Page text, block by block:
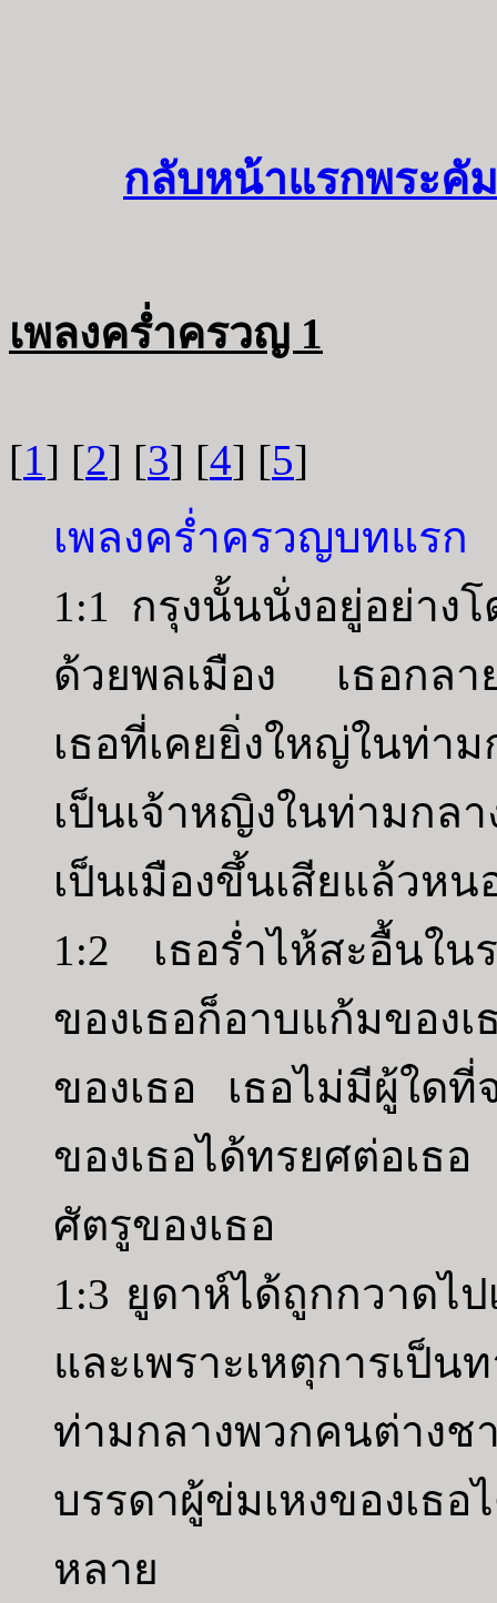
กลับหน้าแรกพระคั
เพลงคร่ำครวญ 1
[1] [2] [3] [4] [5]
เพลงคร่ำครวญบทแรก
1:1 กรุงนั้นนั่งอยู่อย่าง
ด้วยพลเมือง เธอกลา
เธอที่เคยยิ่งใหญ่ในท่า
เป็นเจ้าหญิงในท่ามก
เป็นเมืองขึ้นเสียแล้วหน
1:2 เธอร่ำไห้สะอื้นใ
ของเธอก็อาบแก้มของ
ของเธอ เธอไม่มีผู้ใด
ของเธอได้ทรยศต่อเธ
ศัตรูของเธอ
1:3 ยูดาห์ได้ถูกกวาดไ
และเพราะเหตุการเป็
ท่ามกลางพวกคนต่างช
บรรดาผู้ข่มเหงของเธ
หลาย